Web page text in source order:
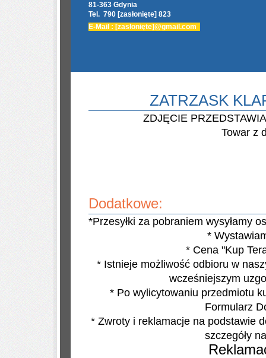
81-363 Gdynia
Tel. 790 [zasłonięte] 823
E-Mail : [zasłonięte]@gmail.com
ZATRZASK
ZDJĘCIE
Towar z
Dodatkowe:
*Przesyłki za pobraniem wysyłamy
*
* Cena "Kup
* Istnieje możliwość odbioru w
wcześniejszym
* Po wylicytowaniu przedmiotu
Formularz
* Zwroty i reklamacje na podstawie
szczegóły